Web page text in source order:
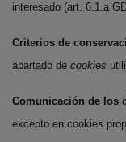
interesado (art. 6.1.a
Criterios de
apartado de cookies
Comunicación de los
excepto en cookies